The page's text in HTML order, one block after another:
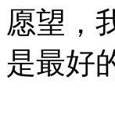
愿望，
是最好